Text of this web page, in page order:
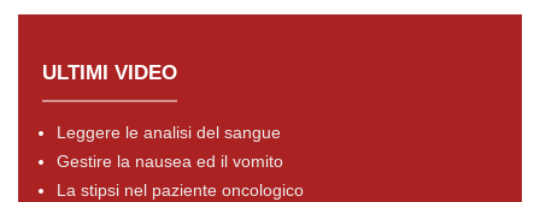
ULTIMI VIDEO
Leggere le analisi del sangue
Gestire la nausea ed il vomito
La stipsi nel paziente oncologico